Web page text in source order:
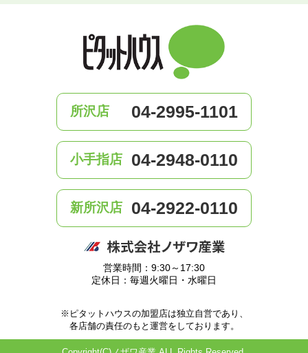
所沢店 04-2995-1101
小手指店 04-2948-0110
新所沢店 04-2922-0110
営業時間：9:30～17:30
定休日：毎週火曜日・水曜日
※ピタットハウスの加盟店は独立自営であり、
各店舗の責任のもと運営をしております。